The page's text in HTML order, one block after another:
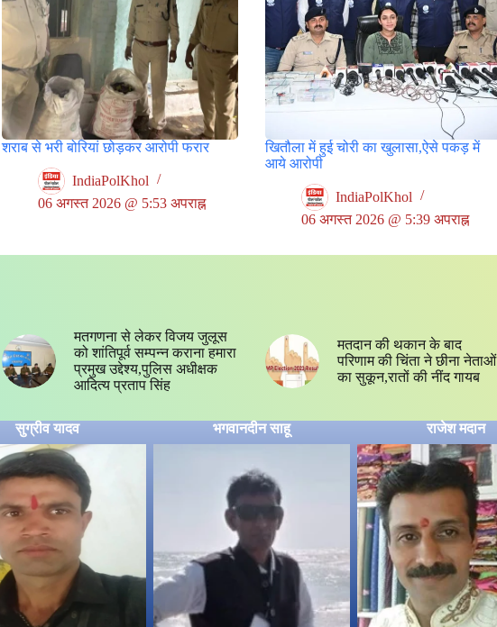
शराब से भरी बोरियां छोड़कर आरोपी फरार
IndiaPolKhol
06 अगस्त 2026 @ 5:53 अपराह्न
खितौला में हुई चोरी का खुलासा,ऐसे पकड़ में
आये आरोपी
IndiaPolKhol
06 अगस्त 2026 @ 5:39 अपराह्न
मतगणना से लेकर विजय जुलूस
को शांतिपूर्व सम्पन्न कराना हमारा
प्रमुख उद्देश्य,पुलिस अधीक्षक
आदित्य प्रताप सिंह
मतदान की थकान के बाद
परिणाम की चिंता ने छीना नेताओं
का सुकून,रातों की नींद गायब
सुग्रीव यादव भगवानदीन साहू राजेश मदान